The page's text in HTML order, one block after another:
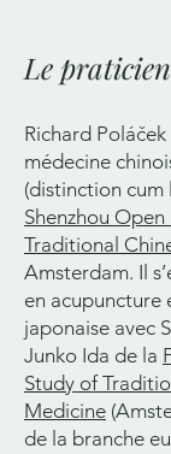
Le praticien
Richard
médecine
(distinction cum
Shenzhou
Traditional
Amsterdam. Il
en acupuncture
japonaise avec
Junko Ida de la
Study of
Medicine
de la branche